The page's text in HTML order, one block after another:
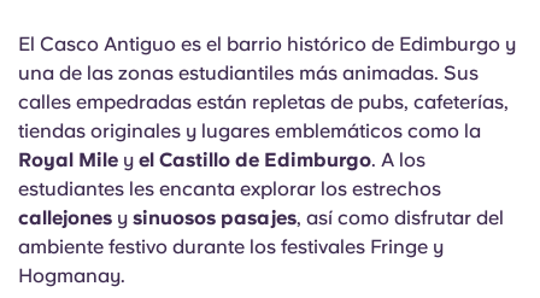
El Casco Antiguo es el barrio histórico de Edimburgo y
una de las zonas estudiantiles más animadas. Sus
calles empedradas están repletas de pubs, cafeterías,
tiendas originales y lugares emblemáticos como la
Royal Mile y el Castillo de Edimburgo. A los
estudiantes les encanta explorar los estrechos
callejones y sinuosos pasajes, así como disfrutar del
ambiente festivo durante los festivales Fringe y
Hogmanay.